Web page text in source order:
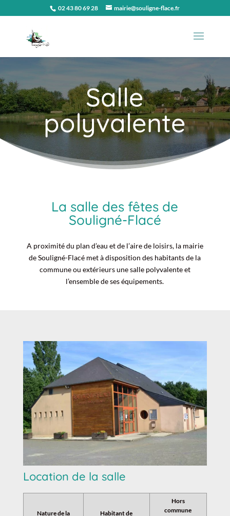
02 43 80 69 28 mairie@souligne-flace.fr
Salle
polyvalente
La salle des fêtes de
Souligné-Flacé
A proximité du plan d’eau et de l’aire de loisirs, la mairie
de Souligné-Flacé met à disposition des habitants de la
commune ou extérieurs une salle polyvalente et
l’ensemble de ses équipements.
Location de la salle
Nature de la
Habitant de
Hors
commune